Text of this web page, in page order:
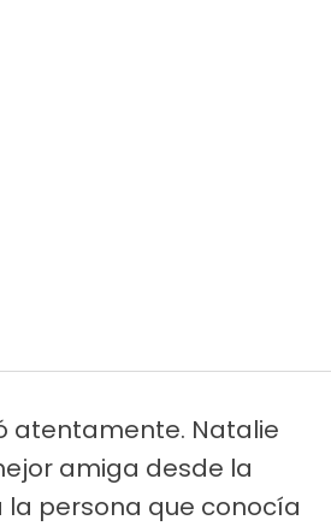
atentamente. Natalie
amiga desde la
la persona que conocía